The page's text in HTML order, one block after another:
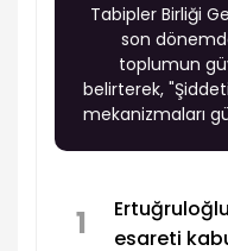
Tabipler Birliği
son
toplumun
belirterek,
mekanizmaları
1
esareti